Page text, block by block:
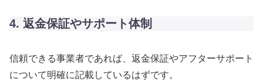
4. 返金保証やサポート体制
信頼できる事業者であれば、返金保証やアフターサポート
について明確に記載しているはずです。